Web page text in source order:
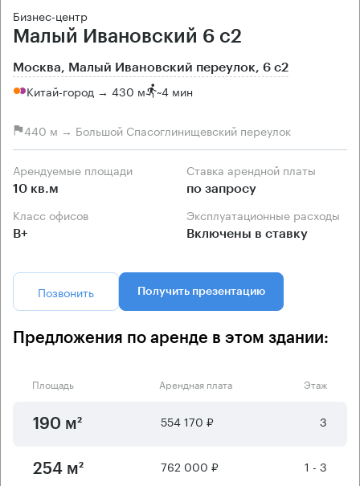
Бизнес-центр
Малый Ивановский 6 с2
Москва, Малый Ивановский переулок, 6 с2
Китай-город → 430 м ~4 мин
440 м → Большой Спасоглинищевский переулок
Арендуемые площади
10 кв.м
Ставка арендной платы
по запросу
Класс офисов
B+
Эксплуатационные расходы
Включены в ставку
Позвонить Получить презентацию
Предложения по аренде в этом здании:
Площадь Арендная плата Этаж
190 м² 554 170 ₽ 3
254 м² 762 000 ₽ 1 - 3